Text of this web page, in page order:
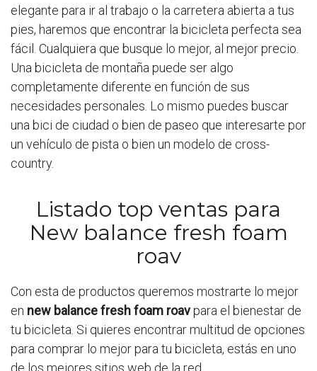
elegante para ir al trabajo o la carretera abierta a tus
pies, haremos que encontrar la bicicleta perfecta sea
fácil. Cualquiera que busque lo mejor, al mejor precio.
Una bicicleta de montaña puede ser algo
completamente diferente en función de sus
necesidades personales. Lo mismo puedes buscar
una bici de ciudad o bien de paseo que interesarte por
un vehículo de pista o bien un modelo de cross-
country.
Listado top ventas para
New balance fresh foam
roav
Con esta de productos queremos mostrarte lo mejor
en new balance fresh foam roavpara el bienestar de
tu bicicleta. Si quieres encontrar multitud de opciones
para comprar lo mejor para tu bicicleta, estás en uno
de los mejores sitios web de la red.